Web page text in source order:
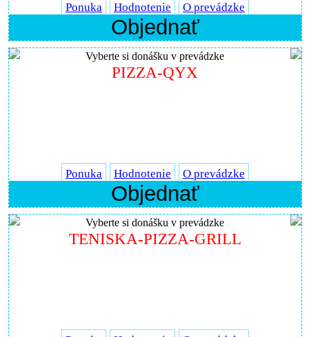
Ponuka Hodnotenie O prevádzke
Objednať
Vyberte si donášku v prevádzke
PIZZA-QYX
Ponuka Hodnotenie O prevádzke
Objednať
Vyberte si donášku v prevádzke
TENISKA-PIZZA-GRILL